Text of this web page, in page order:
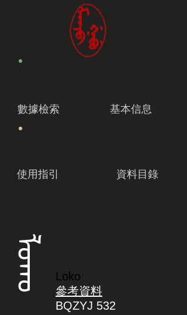
數據檢索 基本信息
使用指引 資料目錄
ᠯᠣᡴᠣ
Loko
參考資料
BQZYJ 532